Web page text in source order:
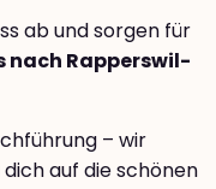
ab und sorgen für
nach Rapperswil-
– wir
auf die schönen